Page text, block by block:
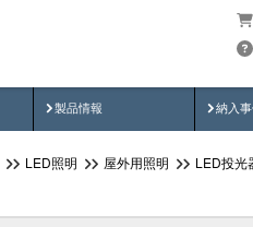
製品情報
製品動画 納入
納
LED照明 屋外用照明 LED投光